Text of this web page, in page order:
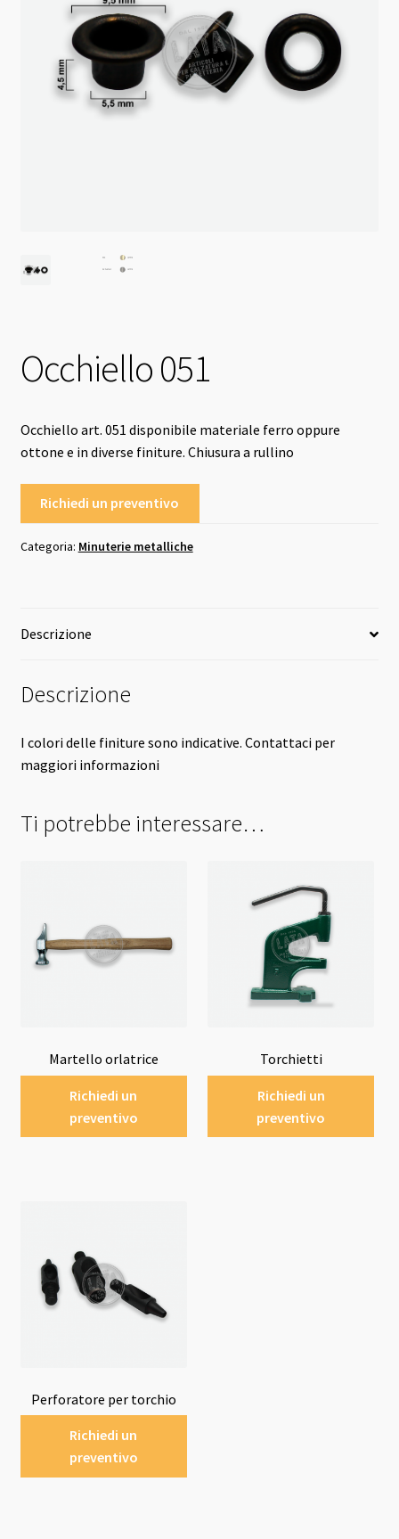
Occhiello 051
Occhiello art. 051 disponibile materiale ferro oppure
ottone e in diverse finiture. Chiusura a rullino
Richiedi un preventivo
Categoria: Minuterie metalliche
Descrizione
Descrizione
I colori delle finiture sono indicative. Contattaci per
maggiori informazioni
Ti potrebbe interessare…
Martello orlatrice
Richiedi un
preventivo
Torchietti
Richiedi un
preventivo
Perforatore per torchio
Richiedi un
preventivo